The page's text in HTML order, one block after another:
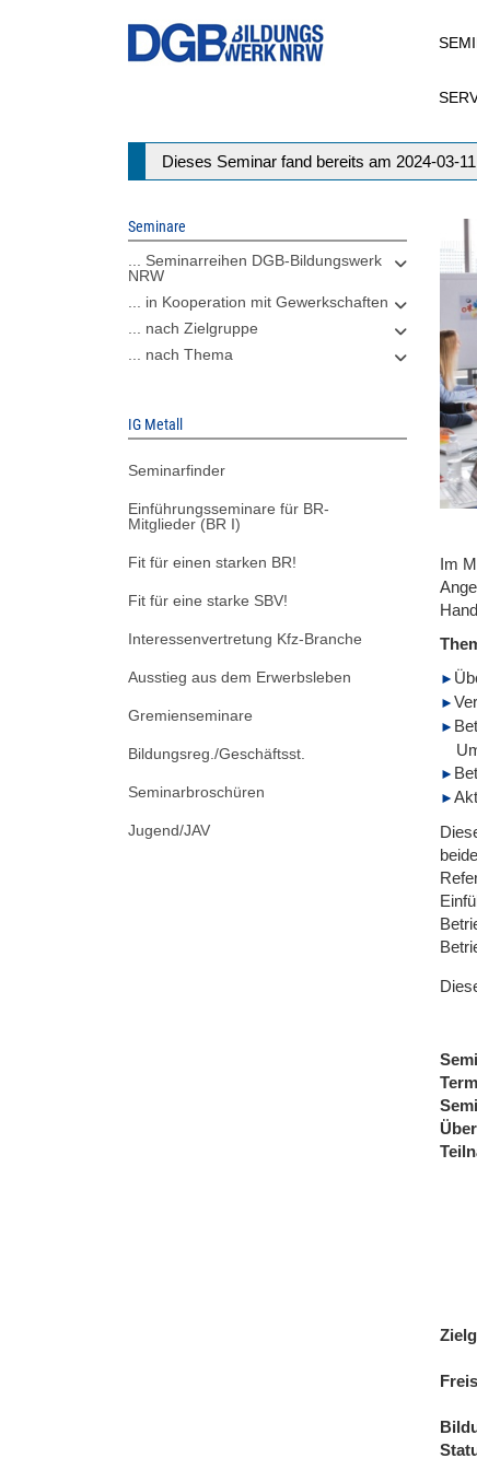
Statusmeldung
Dieses Seminar fand bereits am 2024-03-
Seminare
... Seminarreihen DGB-Bildungswerk
NRW
... in Kooperation mit Gewerkschaften
... nach Zielgruppe
... nach Thema
IG Metall
Seminarfinder
Einführungsseminare für BR-
Mitglieder (BR I)
Fit für einen starken BR!
Fit für eine starke SBV!
Interessenvertretung Kfz-Branche
Ausstieg aus dem Erwerbsleben
Gremienseminare
Bildungsreg./Geschäftsst.
Seminarbroschüren
Jugend/JAV
Im